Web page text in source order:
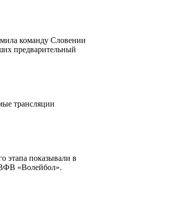
команду Словении
предварительный
трансляции
этапа показывали в
«Волейбол».